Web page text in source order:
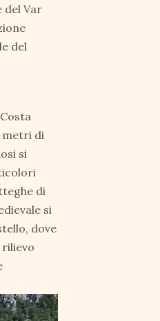
del Var
del
metri di
si
di
si
dove